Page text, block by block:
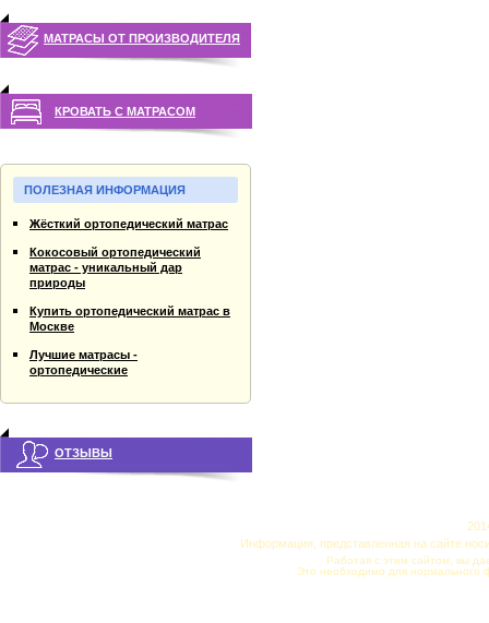
МАТРАСЫ ОТ ПРОИЗВОДИТЕЛЯ
КРОВАТЬ С МАТРАСОМ
ПОЛЕЗНАЯ ИНФОРМАЦИЯ
Жёсткий ортопедический матрас
Кокосовый ортопедический
матрас - уникальный дар
природы
Купить ортопедический матрас в
Москве
Лучшие матрасы -
ортопедические
ОТЗЫВЫ
Информация, представленная на сайте
Работая с этим сайтом, вы
Это необходимо для нормального